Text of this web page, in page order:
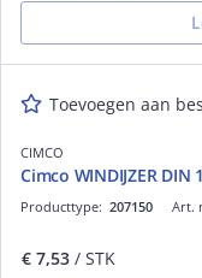
Toevoegen aan
CIMCO
Cimco WINDIJZER DIN
Art.
Producttype: 207150
€ 7,53 / STK